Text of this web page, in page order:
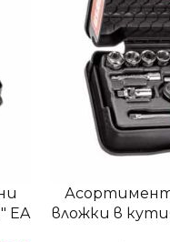
EA
вложки в